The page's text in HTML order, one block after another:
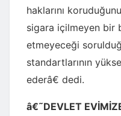
haklarını
sigara içilmeyen bir
etmeyeceği
standartlarının
ederâ€ dedi.
â€˜DEVLET